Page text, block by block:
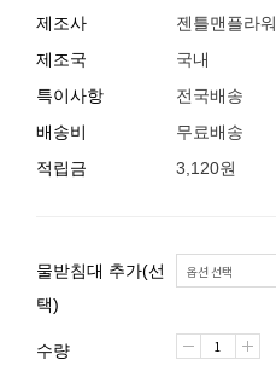
제조사
젠틀맨플라워
제조국
국내
특이사항
전국배송
배송비
무료배송
적립금
3,120원
물받침대 추가(선
택)
수량